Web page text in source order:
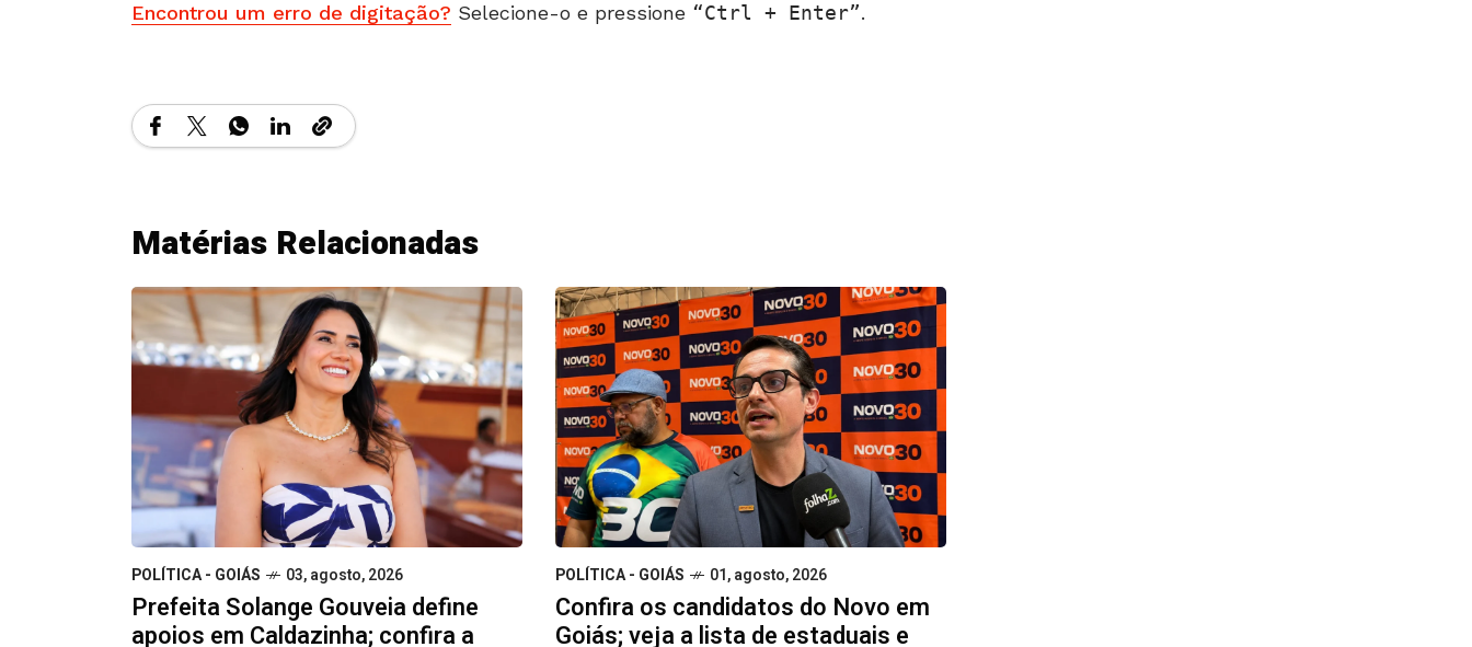
Encontrou um erro de digitação? Selecione-o e pressione Ctrl + Enter .
Matérias Relacionadas
POLÍTICA - GOIÁS 03, agosto, 2026
Prefeita Solange Gouveia define
apoios em Caldazinha; confira a
POLÍTICA - GOIÁS 01, agosto, 2026
Confira os candidatos do Novo em
Goiás; veja a lista de estaduais e